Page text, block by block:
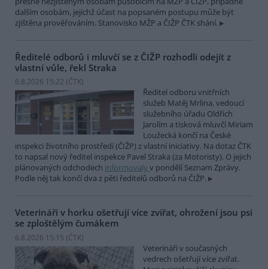
dalším osobám, jejichž účast na popsaném postupu může být
zjištěna prověřováním. Stanovisko MŽP a ČIŽP ČTK shání.
Ředitelé odborů i mluvčí se z ČIŽP rozhodli odejít z
vlastní vůle, řekl Straka
6.8.2026 15:22 (ČTK)
Ředitel odboru vnitřních
služeb Matěj Mrlina, vedoucí
služebního úřadu Oldřich
Jarolím a tisková mluvčí Miriam
Loužecká končí na České
inspekci životního prostředí (ČIŽP) z vlastní iniciativy. Na dotaz ČTK
to napsal nový ředitel inspekce Pavel Straka (za Motoristy). O jejich
plánovaných odchodech informovaly v pondělí Seznam Zprávy.
Podle něj tak končí dva z pěti ředitelů odborů na ČIŽP.
Veterináři v horku ošetřují více zvířat, ohrožení jsou psi
se zploštělým čumákem
6.8.2026 15:15 (ČTK)
Veterináři v současných
vedrech ošetřují více zvířat.